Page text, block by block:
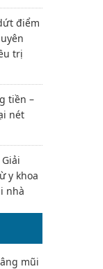
điểm
trị
tiền –
nét
y khoa
nhà
mũi